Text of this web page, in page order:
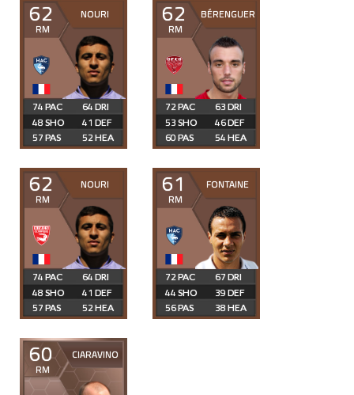
62
RM
NOURI
74
48
57
64
41
52
62
RM
BÉRENGUER
72
53
60
63
46
54
62
RM
NOURI
74
48
57
64
41
52
61
RM
FONTAINE
72
44
56
67
39
38
60
RM
CIARAVINO